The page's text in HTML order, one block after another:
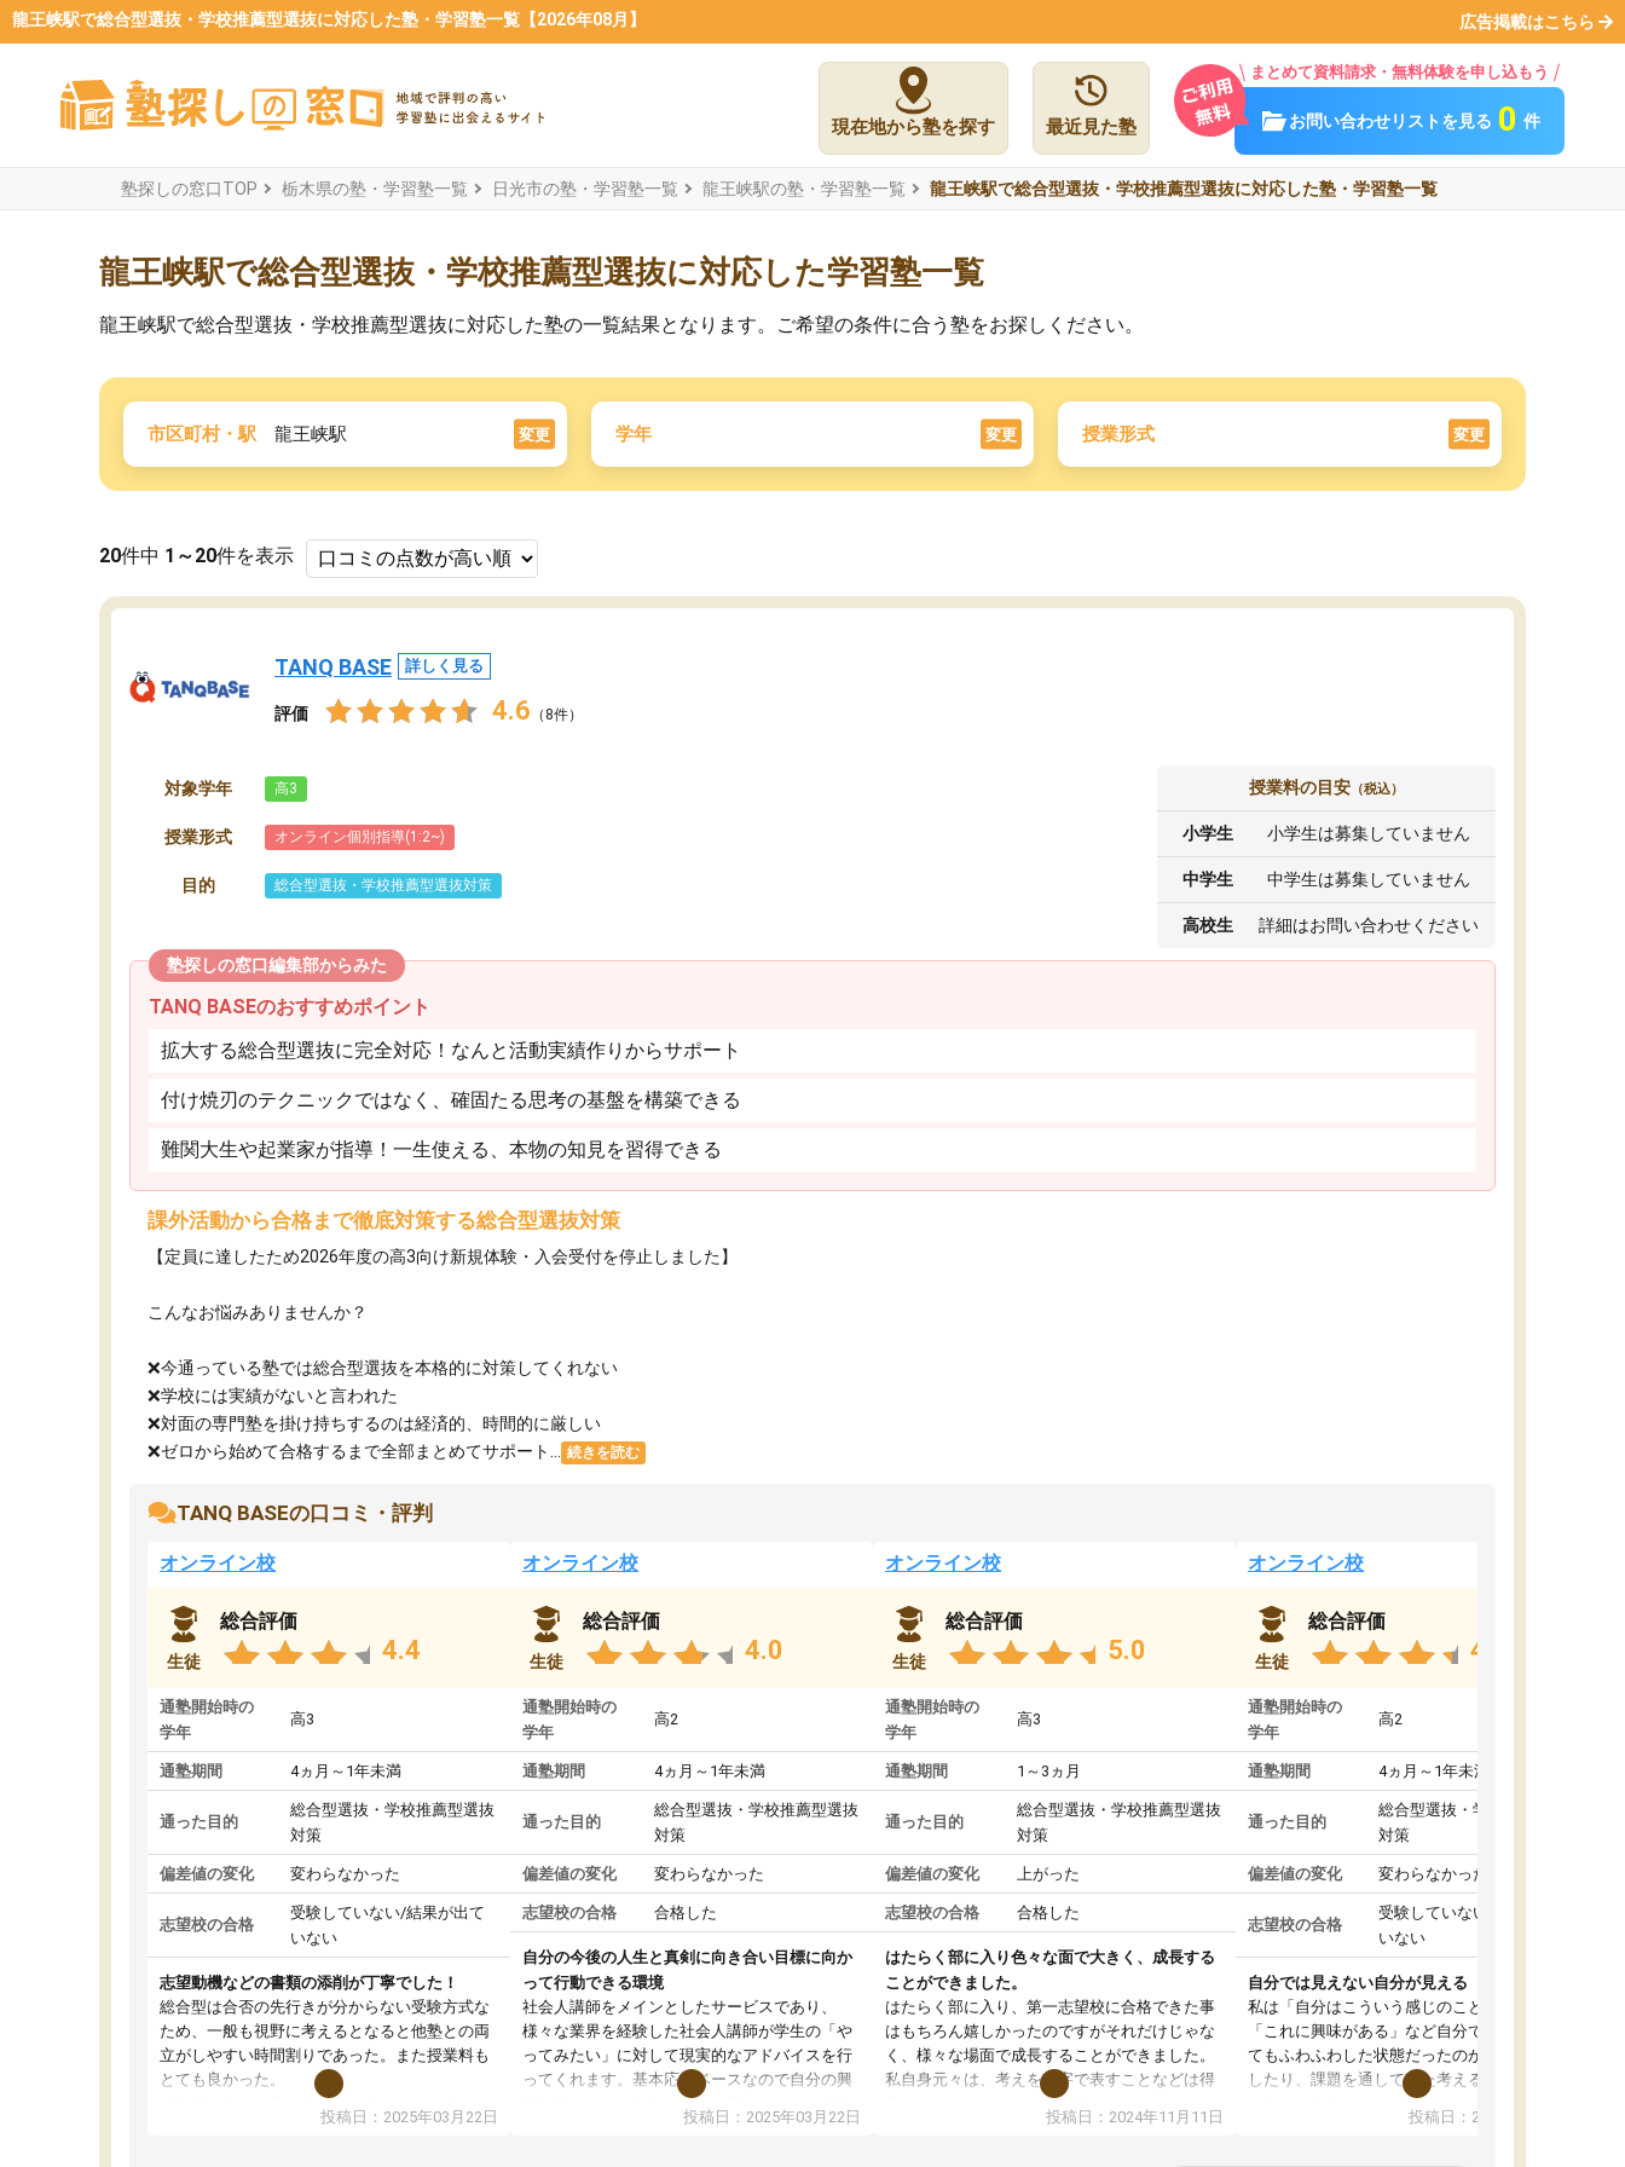
龍王峡駅で総合型選抜・学校推薦型選抜に対応した塾・学習塾一覧【2026年08月】 広告掲載はこちら
現在地から塾を探す 最近見た塾
まとめて資料請求・無料体験を申し込もう
お問い合わせリストを見る 0 件
塾探しの窓口TOP 栃木県の塾・学習塾一覧 日光市の塾・学習塾一覧 龍王峡駅の塾・学習塾一覧 龍王峡駅で総合型選抜・学校推薦型選抜に対応した塾・学習塾一覧
龍王峡駅で総合型選抜・学校推薦型選抜に対応した学習塾一覧
龍王峡駅で総合型選抜・学校推薦型選抜に対応した塾の一覧結果となります。ご希望の条件に合う塾をお探しください。
市区町村・駅 龍王峡駅 変更 学年 変更 授業形式 変更
20件中 1～20件を表示
TANQ BASE 詳しく見る
評価 4.6 （8件）
対象学年 高3
授業形式 オンライン個別指導(1:2~)
目的 総合型選抜・学校推薦型選抜対策
授業料の目安 （税込）
小学生 小学生は募集していません
中学生 中学生は募集していません
高校生 詳細はお問い合わせください
塾探しの窓口編集部からみた
TANQ BASEのおすすめポイント
拡大する総合型選抜に完全対応！なんと活動実績作りからサポート
付け焼刃のテクニックではなく、確固たる思考の基盤を構築できる
難関大生や起業家が指導！一生使える、本物の知見を習得できる
課外活動から合格まで徹底対策する総合型選抜対策
【定員に達したため2026年度の高3向け新規体験・入会受付を停止しました】
こんなお悩みありませんか？
❌今通っている塾では総合型選抜を本格的に対策してくれない
❌学校には実績がないと言われた
❌対面の専門塾を掛け持ちするのは経済的、時間的に厳しい
❌ゼロから始めて合格するまで全部まとめてサポート...
続きを読む
TANQ BASEの口コミ・評判
オンライン校
生徒
総合評価
4.4
通塾開始時の
学年
高3
通塾期間 4ヵ月～1年未満
通った目的
総合型選抜・学校推薦型選抜
対策
偏差値の変化 変わらなかった
志望校の合格
受験していない/結果が出て
いない
志望動機などの書類の添削が丁寧でした！
総合型は合否の先行きが分からない受験方式な
ため、一般も視野に考えるとなると他塾との両
立がしやすい時間割りであった。また授業料も
とても良かった。
総合型の多くの塾は大学生が見ることが多い
が、はたらく部総合型コースは大学生の目だけ
投稿日：2025年03月22日
オンライン校
生徒
総合評価
4.0
通塾開始時の
学年
高2
通塾期間 4ヵ月～1年未満
通った目的
総合型選抜・学校推薦型選抜
対策
偏差値の変化 変わらなかった
志望校の合格 合格した
自分の今後の人生と真剣に向き合い目標に向か
って行動できる環境
社会人講師をメインとしたサービスであり、
様々な業界を経験した社会人講師が学生の「や
ってみたい」に対して現実的なアドバイスを行
ってくれます。基本応援ベースなので自分の興
味分野について学生知識では思いつかない部分
まで深ぼる事が出来ます。
投稿日：2025年03月22日
オンライン校
生徒
総合評価
5.0
通塾開始時の
学年
高3
通塾期間 1～3ヵ月
通った目的
総合型選抜・学校推薦型選抜
対策
偏差値の変化 上がった
志望校の合格 合格した
はたらく部に入り色々な面で大きく、成長する
ことができました。
はたらく部に入り、第一志望校に合格できた事
はもちろん嬉しかったのですがそれだけじゃな
く、様々な場面で成長することができました。
私自身元々は、考えを文字で表すことなどは得
意だったのですが、人前で話すことやコミュニ
ケーションをとることが苦手でした。
投稿日：2024年11月11日
オンライン校
生徒
総合評価
4.8
通塾開始時の
学年
高2
通塾期間 4ヵ月～1年未満
通った目的
総合型選抜・学校推薦型選抜
対策
偏差値の変化 変わらなかった
志望校の合格
受験していない/結果が出て
いない
自分では見えない自分が見える
私は「自分はこういう感じのことがしたい」
「これに興味がある」など自分で自己分析をし
てもふわふわした状態だったのが、コーチと話
したり、課題を通してまた考えることで、もっ
と詳しく自分のことが理解できました。いつで
も質問できるので、そこも1つの魅力です。ま
投稿日：2024年10月31日